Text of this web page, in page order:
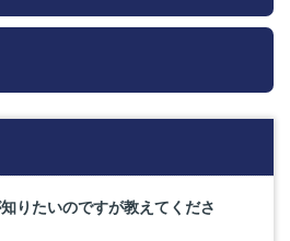
りたいのですが教えてくださ